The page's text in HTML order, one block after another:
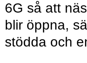
6G så att
blir öppna,
stödda och